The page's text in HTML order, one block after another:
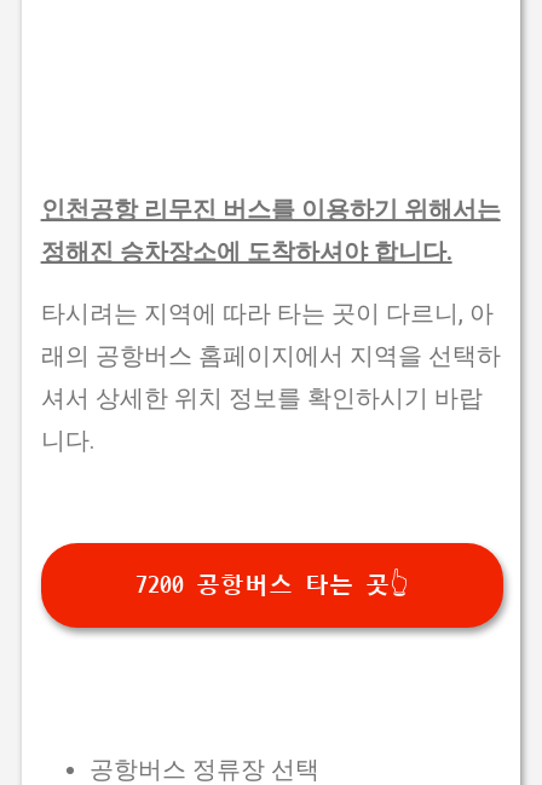
인천공항 리무진 버스를 이용하기 위해서는
정해진 승차장소에 도착하셔야 합니다.
타시려는 지역에 따라 타는 곳이 다르니, 아
래의 공항버스 홈페이지에서 지역을 선택하
셔서 상세한 위치 정보를 확인하시기 바랍
니다.
7200 공항버스 타는 곳👆
공항버스 정류장 선택